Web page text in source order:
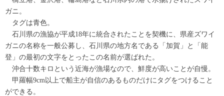
ガニ。
タグは青色。
石川県の漁協が平成18年に統合されたことを契機に、県産ズワイ
ガニの名称を一般公募し、石川県の地方名である「加賀」と「能
登」の最初の文字をとったこの名前が選ばれた。
沖合十数キロという近海が漁場なので、鮮度が高いことが自慢。
甲羅幅9cm以上で船主が自信のあるものだけにタグをつけること
ができる。